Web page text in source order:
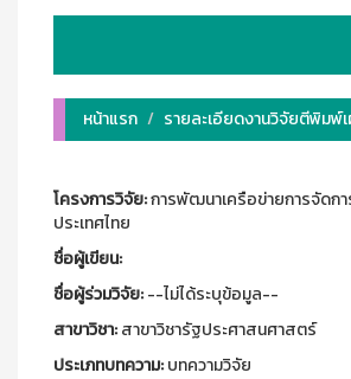
หน้าแรก
รายละเอียดงานวิจัยตีพิมพ์
โครงการวิจัย:การพัฒนาเครือข่ายการจัดก
ประเทศไทย
ชื่อผู้เขียน:
ชื่อผู้ร่วมวิจัย:--ไม่ได้ระบุข้อมูล--
สาขาวิชา:สาขาวิชารัฐประศาสนศาสตร์
ประเภทบทความ:บทความวิจัย